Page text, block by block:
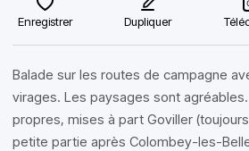
Enregistrer Dupliquer
Balade sur les routes de campagne
virages. Les paysages sont
propres, mises à part Goviller
petite partie après Colombey-les-